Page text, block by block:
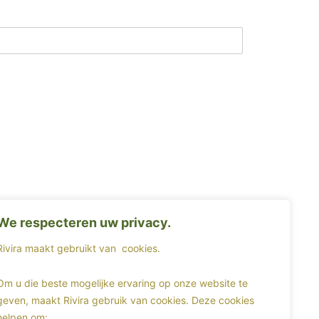
respecteren uw privacy.
maakt gebruikt van cookies.
u die beste mogelijke ervaring op onze website te
maakt Rivira gebruik van cookies. Deze cookies